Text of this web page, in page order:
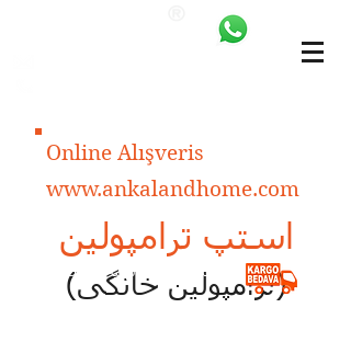
Online Alışveris
www.ankalandhome.com
استپ ترامپولین
(ترامپولین خانگی)
هزینه ارسال در ترکیه رایگان